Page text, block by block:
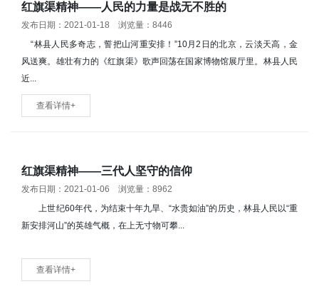
红旗渠精神——人民的力量是战无不胜的
发布日期：2021-01-18 浏览量：8446
“林县人民多奇志，誓把山河重安排！”10月2日的北京，云淡天高，金
风送爽。雄壮有力的《红旗渠》歌声回荡在国家博物馆展厅里。林县人民
近...
查看详情+
红旗渠精神——三代人坚守的信仰
发布日期：2021-01-06 浏览量：8962
上世纪60年代，为结束十年九旱、“水贵如油”的历史，林县人民以“重
新安排河山”的英雄气概，在上无寸物可攀...
查看详情+